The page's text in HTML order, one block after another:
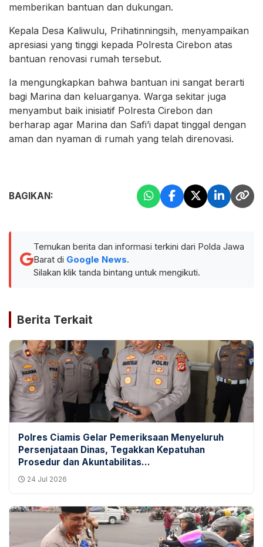
memberikan bantuan dan dukungan.
Kepala Desa Kaliwulu, Prihatinningsih, menyampaikan
apresiasi yang tinggi kepada Polresta Cirebon atas
bantuan renovasi rumah tersebut.
Ia mengungkapkan bahwa bantuan ini sangat berarti
bagi Marina dan keluarganya. Warga sekitar juga
menyambut baik inisiatif Polresta Cirebon dan
berharap agar Marina dan Safi’i dapat tinggal dengan
aman dan nyaman di rumah yang telah direnovasi.
BAGIKAN:
Temukan berita dan informasi terkini dari Polda Jawa
Barat di Google News.
Silakan klik tanda bintang untuk mengikuti.
Berita Terkait
Polres Ciamis Gelar Pemeriksaan Menyeluruh
Persenjataan Dinas, Tegakkan Kepatuhan
Prosedur dan Akuntabilitas...
24 Jul 2026